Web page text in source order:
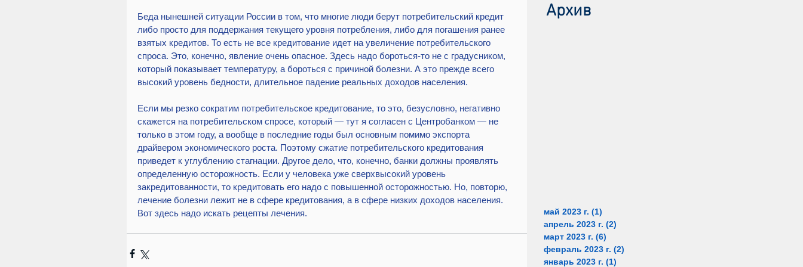
Беда нынешней ситуации России в том, что многие люди берут потребительский кредит
либо просто для поддержания текущего уровня потребления, либо для погашения ранее
взятых кредитов. То есть не все кредитование идет на увеличение потребительского
спроса. Это, конечно, явление очень опасное. Здесь надо бороться-то не с градусником,
который показывает температуру, а бороться с причиной болезни. А это прежде всего
высокий уровень бедности, длительное падение реальных доходов населения.
Если мы резко сократим потребительское кредитование, то это, безусловно, негативно
скажется на потребительском спросе, который — тут я согласен с Центробанком — не
только в этом году, а вообще в последние годы был основным помимо экспорта
драйвером экономического роста. Поэтому сжатие потребительского кредитования
приведет к углублению стагнации. Другое дело, что, конечно, банки должны проявлять
определенную осторожность. Если у человека уже сверхвысокий уровень
закредитованности, то кредитовать его надо с повышенной осторожностью. Но, повторю,
лечение болезни лежит не в сфере кредитования, а в сфере низких доходов населения.
Вот здесь надо искать рецепты лечения.
Архив
май 2023 г. (1)
апрель 2023 г. (2)
март 2023 г. (6)
февраль 2023 г. (2)
январь 2023 г. (1)